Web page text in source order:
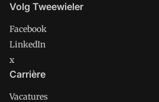
Volg Tweewieler
Facebook
LinkedIn
x
Carrière
Vacatures